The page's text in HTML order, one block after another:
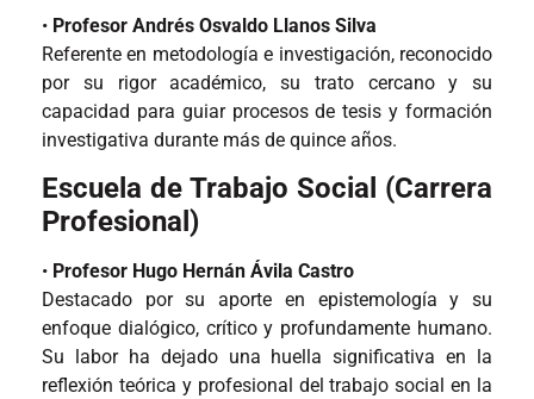
• Profesor Andrés Osvaldo Llanos Silva
Referente en metodología e investigación, reconocido
por su rigor académico, su trato cercano y su
capacidad para guiar procesos de tesis y formación
investigativa durante más de quince años.
Escuela de Trabajo Social (Carrera
Profesional)
• Profesor Hugo Hernán Ávila Castro
Destacado por su aporte en epistemología y su
enfoque dialógico, crítico y profundamente humano.
Su labor ha dejado una huella significativa en la
reflexión teórica y profesional del trabajo social en la